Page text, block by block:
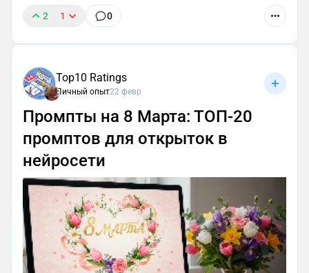
2 1 0
Top10 Ratings
Личный опыт22 февр
Промпты на 8 Марта: ТОП-20
промптов для открыток в
нейросети